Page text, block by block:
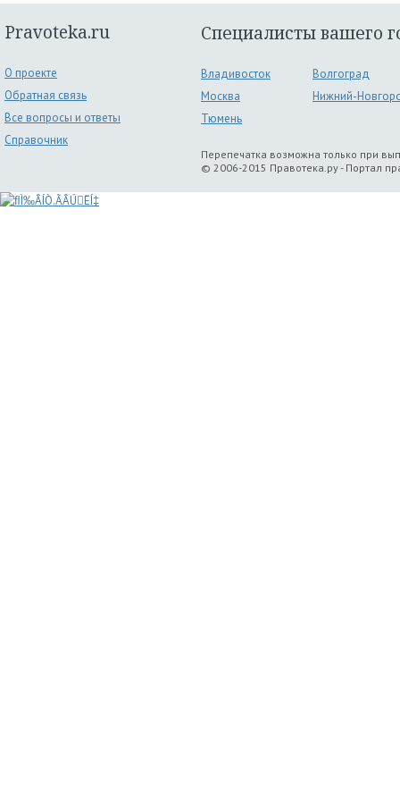
Pravoteka.ru
О проекте
Обратная связь
Все вопросы и ответы
Справочник
Специалисты вашего
Владивосток
Волгоград
Москва
Нижний-
Тюмень
Перепечатка возможна только при
© 2006-2015 Правотека.ру - Портал